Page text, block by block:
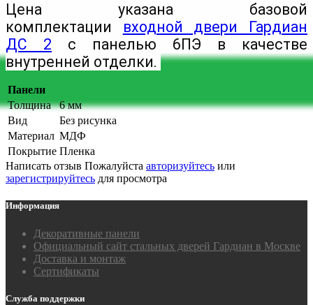
Цена указана базовой
комплектации входной двери Гардиан
ДС 2 с панелью 6ПЭ в качестве
внутренней отделки.
Панели
Толщина
6 мм
Вид
Без рисунка
Материал МДФ
Покрытие Пленка
Написать отзыв Пожалуйста авторизуйтесь или
зарегистрируйтесь для просмотра
Информация
Декоративные панели
Официальный сайт стальных дверей Гардиан в Москве
Доставка и монтаж
Сертификаты
Служба поддержки